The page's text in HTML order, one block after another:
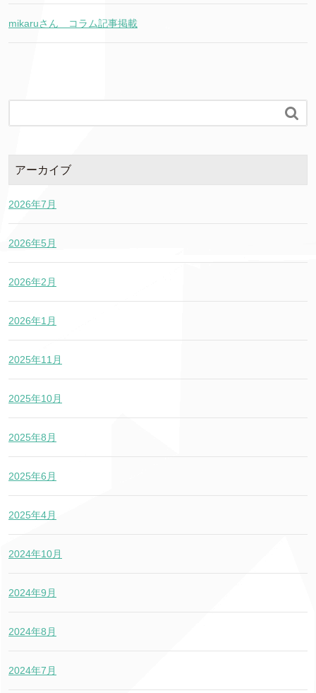
mikaruさん コラム記事掲載

アーカイブ
2026年7月
2026年5月
2026年2月
2026年1月
2025年11月
2025年10月
2025年8月
2025年6月
2025年4月
2024年10月
2024年9月
2024年8月
2024年7月